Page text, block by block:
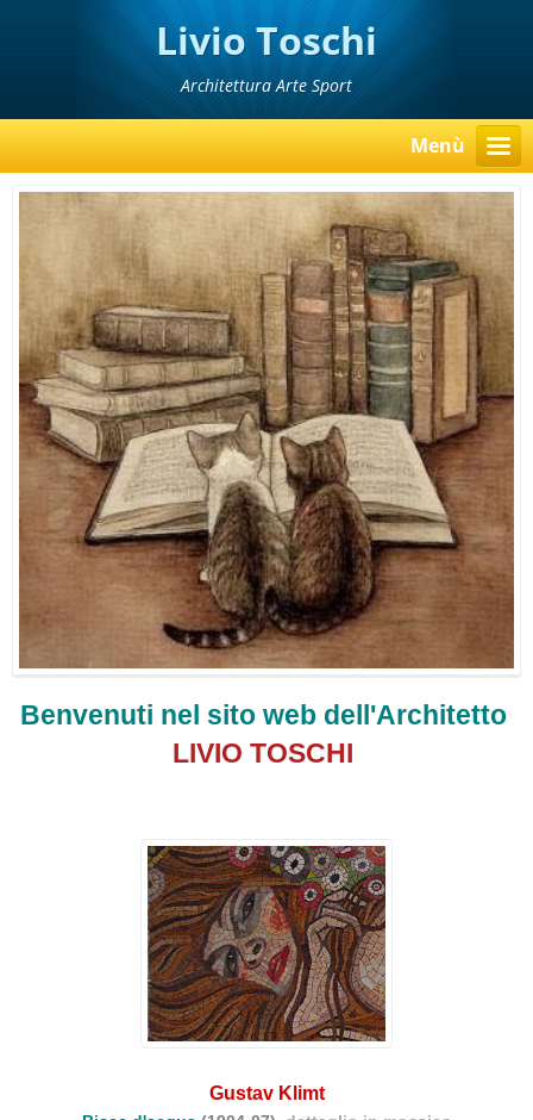
Livio Toschi
Architettura Arte Sport
Menù
Benvenuti nel sito web dell'Architetto
LIVIO TOSCHI
Gustav Klimt